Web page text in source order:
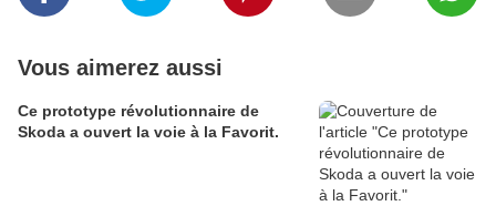
Vous aimerez aussi
Ce prototype révolutionnaire de
Skoda a ouvert la voie à la Favorit.